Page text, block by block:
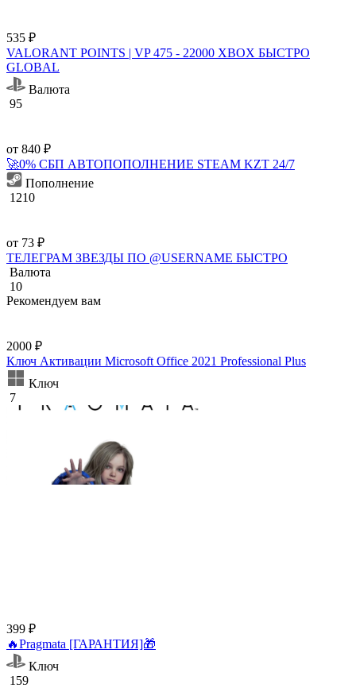
535 ₽
VALORANT POINTS | VP 475 - 22000 XBOX БЫСТРО
GLOBAL
Валюта
95
от 840 ₽
🚀0% СБП АВТОПОПОЛНЕНИЕ STEAM KZT 24/7
Пополнение
1210
от 73 ₽
ТЕЛЕГРАМ ЗВЕЗДЫ ПО @USERNAME БЫСТРО
Валюта
10
Рекомендуем вам
2000 ₽
Ключ Активации Microsoft Office 2021 Professional Plus
Ключ
7
399 ₽
🔥Pragmata [ГАРАНТИЯ]🎁
Ключ
159